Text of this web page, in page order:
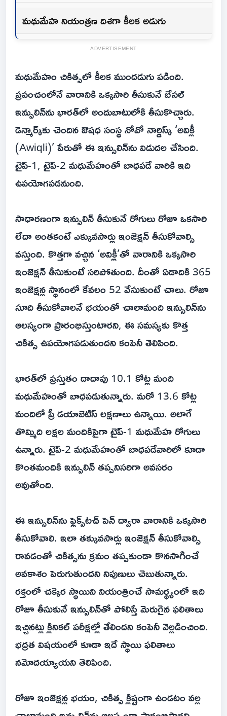
మధుమేహ నియంత్రణ దిశగా కీలక అడుగు
ADVERTISEMENT
మధుమేహం చికిత్సలో కీలక ముందడుగు పడింది.
ప్రపంచంలోనే వారానికి ఒక్కసారి తీసుకునే బేసల్‌
ఇన్సులిన్‌ను భారత్‌లో అందుబాటులోకి తీసుకొచ్చారు.
డెన్మార్క్‌కు చెందిన ఔషధ సంస్థ నోవో నార్డిస్క్‌ ‘అవిక్లీ
(Awiqli)’ పేరుతో ఈ ఇన్సులిన్‌ను విడుదల చేసింది.
టైప్‌-1, టైప్‌-2 మధుమేహంతో బాధపడే వారికి ఇది
ఉపయోగపడనుంది.
సాధారణంగా ఇన్సులిన్‌ తీసుకునే రోగులు రోజూ ఒకసారి
లేదా అంతకంటే ఎక్కువసార్లు ఇంజెక్షన్‌ తీసుకోవాల్సి
వస్తుంది. కొత్తగా వచ్చిన ‘అవిక్లీ’తో వారానికి ఒక్కసారి
ఇంజెక్షన్‌ తీసుకుంటే సరిపోతుంది. దీంతో ఏడాదికి 365
ఇంజెక్షన్ల స్థానంలో కేవలం 52 వేసుకుంటే చాలు. రోజూ
సూది తీసుకోవాలనే భయంతో చాలామంది ఇన్సులిన్‌ను
ఆలస్యంగా ప్రారంభిస్తుంటారని, ఈ సమస్యకు కొత్త
చికిత్స ఉపయోగపడుతుందని కంపెనీ తెలిపింది.
భారత్‌లో ప్రస్తుతం దాదాపు 10.1 కోట్ల మంది
మధుమేహంతో బాధపడుతున్నారు. మరో 13.6 కోట్ల
మందిలో ప్రీ డయాబెటిస్‌ లక్షణాలు ఉన్నాయి. అలాగే
తొమ్మిది లక్షల మందికిపైగా టైప్‌-1 మధుమేహ రోగులు
ఉన్నారు. టైప్‌-2 మధుమేహంతో బాధపడేవారిలో కూడా
కొంతమందికి ఇన్సులిన్‌ తప్పనిసరిగా అవసరం
అవుతోంది.
ఈ ఇన్సులిన్‌ను ఫ్లెక్స్‌టచ్‌ పెన్‌ ద్వారా వారానికి ఒక్కసారి
తీసుకోవాలి. ఇలా తక్కువసార్లు ఇంజెక్షన్‌ తీసుకోవాల్సి
రావడంతో చికిత్సను క్రమం తప్పకుండా కొనసాగించే
అవకాశం పెరుగుతుందని నిపుణులు చెబుతున్నారు.
రక్తంలో చక్కెర స్థాయిని నియంత్రించే సామర్థ్యంలో ఇది
రోజూ తీసుకునే ఇన్సులిన్‌తో పోలిస్తే మెరుగైన ఫలితాలు
ఇచ్చినట్లు క్లినికల్‌ పరీక్షల్లో తేలిందని కంపెనీ వెల్లడించింది.
భద్రత విషయంలో కూడా ఇదే స్థాయి ఫలితాలు
నమోదయ్యాయని తెలిపింది.
రోజూ ఇంజెక్షన్ల భయం, చికిత్స క్లిష్టంగా ఉండటం వల్ల